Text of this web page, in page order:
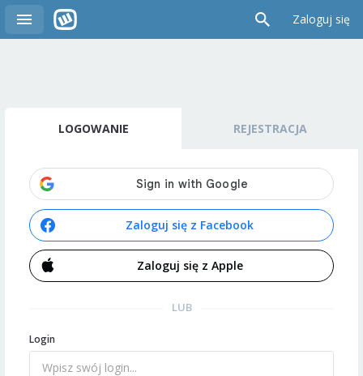
Zaloguj się
LOGOWANIE REJESTRACJA
Zaloguj się z Facebook
Zaloguj się z Apple
LUB
Login